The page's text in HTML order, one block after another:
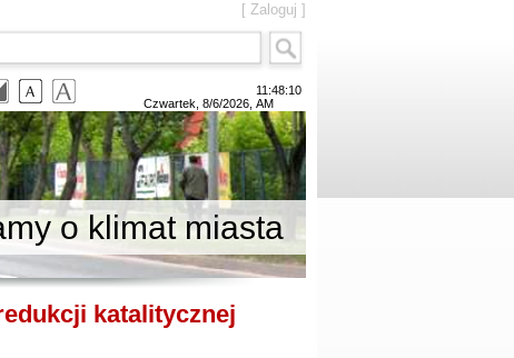
o klimat miasta
[ Zaloguj ]
Czwartek 8/6/2026
11:48:10
AM
katalitycznej